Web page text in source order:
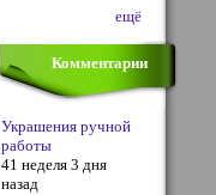
ещё
Комментарии
Украшения ручной
работы
41 неделя 3 дня
назад